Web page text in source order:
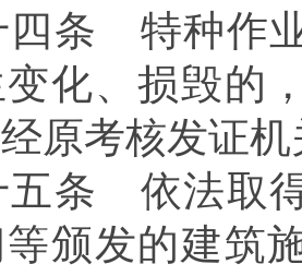
条 特种作
化、损毁的
原考核发证
条 依法取
颁发的建筑